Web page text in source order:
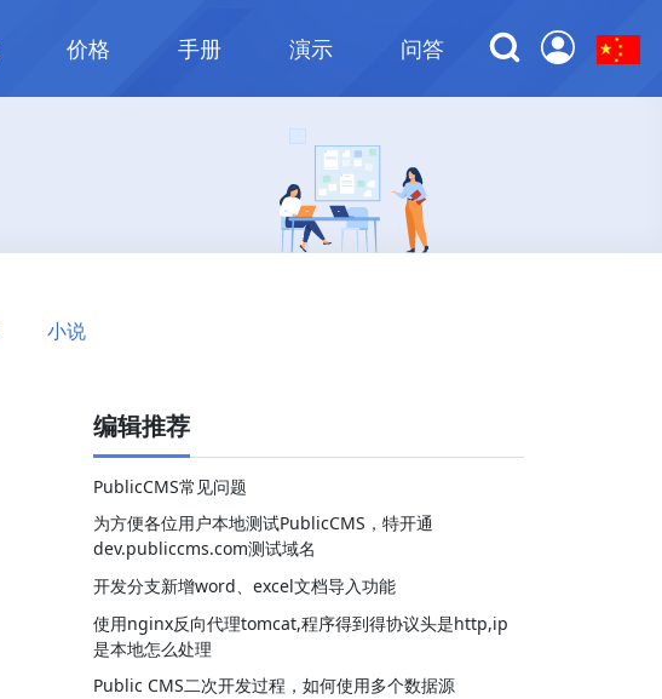
价格 手册 演示 问答
小说
编辑推荐
PublicCMS常见问题
为方便各位用户本地测试PublicCMS，特开通
dev.publiccms.com测试域名
开发分支新增word、excel文档导入功能
使用nginx反向代理tomcat,程序得到得协议头是http,ip
是本地怎么处理
Public CMS二次开发过程，如何使用多个数据源